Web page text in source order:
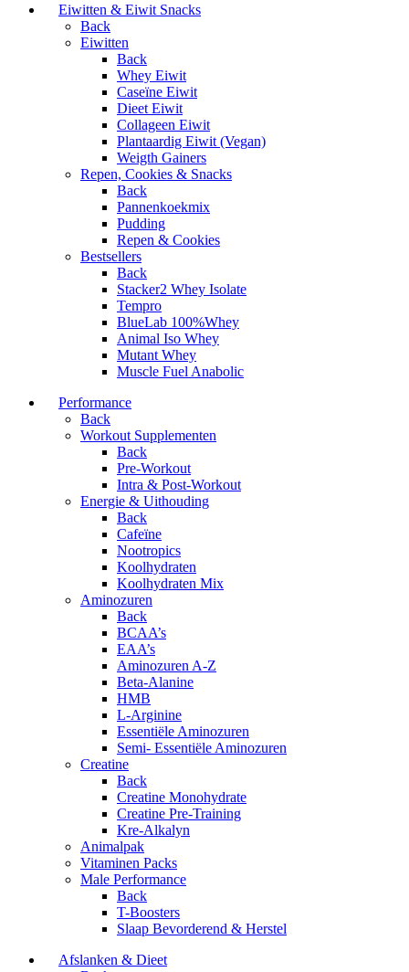
Eiwitten & Eiwit Snacks
Back
Eiwitten
Back
Whey Eiwit
Caseïne Eiwit
Dieet Eiwit
Collageen Eiwit
Plantaardig Eiwit (Vegan)
Weigth Gainers
Repen, Cookies & Snacks
Back
Pannenkoekmix
Pudding
Repen & Cookies
Bestsellers
Back
Stacker2 Whey Isolate
Tempro
BlueLab 100%Whey
Animal Iso Whey
Mutant Whey
Muscle Fuel Anabolic
Performance
Back
Workout Supplementen
Back
Pre-Workout
Intra & Post-Workout
Energie & Uithouding
Back
Cafeïne
Nootropics
Koolhydraten
Koolhydraten Mix
Aminozuren
Back
BCAA’s
EAA’s
Aminozuren A-Z
Beta-Alanine
HMB
L-Arginine
Essentiële Aminozuren
Semi- Essentiële Aminozuren
Creatine
Back
Creatine Monohydrate
Creatine Pre-Training
Kre-Alkalyn
Animalpak
Vitaminen Packs
Male Performance
Back
T-Boosters
Slaap Bevorderend & Herstel
Afslanken & Dieet